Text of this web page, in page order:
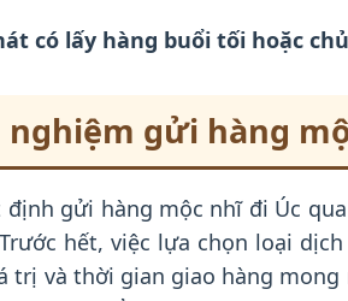
có lấy hàng buổi tối hoặc
nghiệm gửi hàng
định gửi hàng mộc nhĩ đi Úc
hết, việc lựa chọn loại
trị và thời gian giao hàng mong